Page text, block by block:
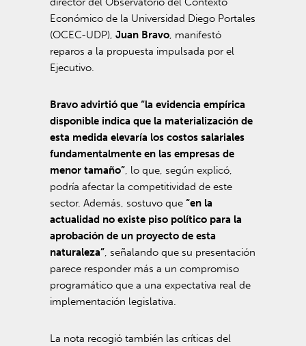
Económico de la Universidad Diego Portales
(OCEC-UDP),Juan Bravo, manifestó
reparos a la propuesta impulsada por el
Ejecutivo.
Bravo advirtió que “la evidencia empírica
disponible indica que la materialización de
esta medida elevaría los costos salariales
fundamentalmente en las empresas de
menor tamaño”, lo que, según explicó,
podría afectar la competitividad de este
sector. Además, sostuvo que“en la
actualidad no existe piso político para la
aprobación de un proyecto de esta
naturaleza”, señalando que su presentación
parece responder más a un compromiso
programático que a una expectativa real de
implementación legislativa.
La nota recogió también las críticas del